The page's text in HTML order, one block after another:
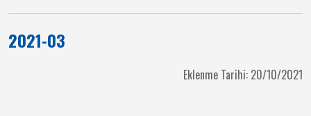
2021-03
Eklenme Tarihi: 20/10/2021